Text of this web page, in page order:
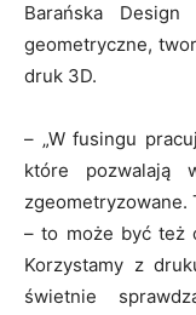
Barańska Design
geometryczne,
druk 3D.
– „W fusingu
które pozwalają
zgeometryzowane.
– to może być też
Korzystamy z
świetnie